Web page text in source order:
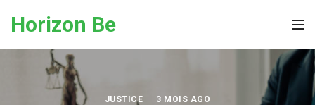
Horizon Be
JUSTICE 3 MOIS AGO